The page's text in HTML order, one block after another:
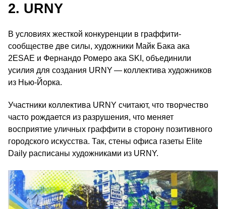
2. URNY
В условиях жесткой конкуренции в граффити-
сообществе две силы, художники Майк Бака ака
2ESAE и Фернандо Ромеро ака SKI, объединили
усилия для создания URNY — коллектива художников
из Нью-Йорка.
Участники коллектива URNY считают, что творчество
часто рождается из разрушения, что меняет
восприятие уличных граффити в сторону позитивного
городского искусства. Так, стены офиса газеты Elite
Daily расписаны художниками из URNY.